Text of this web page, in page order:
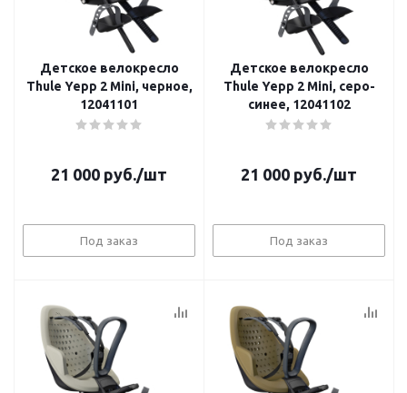
Детское велокресло
Thule Yepp 2 Mini, черное,
12041101
21 000 руб./шт
Под заказ
Детское велокресло
Thule Yepp 2 Mini, серо-
синее, 12041102
21 000 руб./шт
Под заказ